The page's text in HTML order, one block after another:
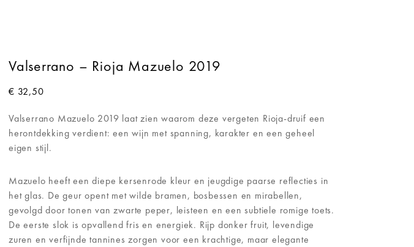
Valserrano – Rioja Mazuelo 2019
€ 32,50
Valserrano Mazuelo 2019 laat zien waarom deze vergeten Rioja-druif een
herontdekking verdient: een wijn met spanning, karakter en een geheel
eigen stijl.
Mazuelo heeft een diepe kersenrode kleur en jeugdige paarse reflecties in
het glas. De geur opent met wilde bramen, bosbessen en mirabellen,
gevolgd door tonen van zwarte peper, leisteen en een subtiele romige toets.
De eerste slok is opvallend fris en energiek. Rijp donker fruit, levendige
zuren en verfijnde tannines zorgen voor een krachtige, maar elegante